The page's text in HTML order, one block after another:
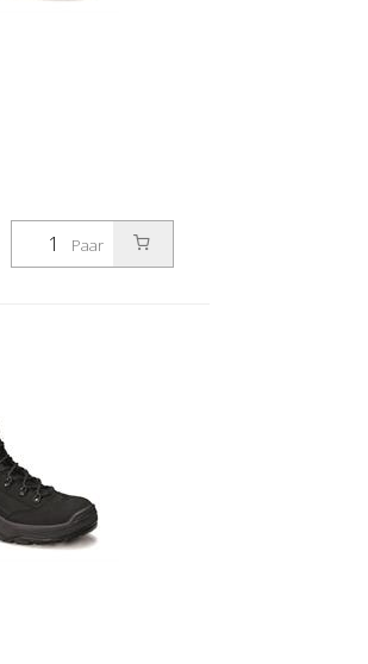
Paar